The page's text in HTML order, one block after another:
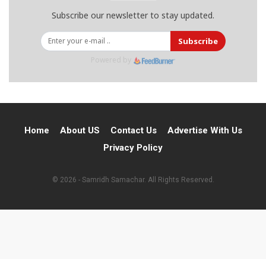
Subscribe our newsletter to stay updated.
Subscribe
Home About US Contact Us
Advertise With Us
Privacy Policy
© 2026 - Samridh Samachar. All Rights Reserved.